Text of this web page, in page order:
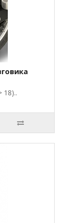
18)..